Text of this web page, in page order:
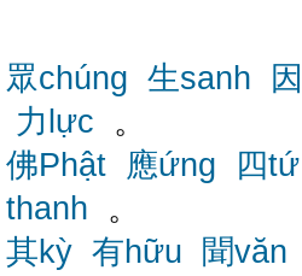
眾chúng 生sanh
力lực 。
佛Phật
應ứng 四tứ
thanh 。
其kỳ 有hữu 聞văn